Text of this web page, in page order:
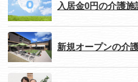
入居金0円の介護施
新規オープンの介